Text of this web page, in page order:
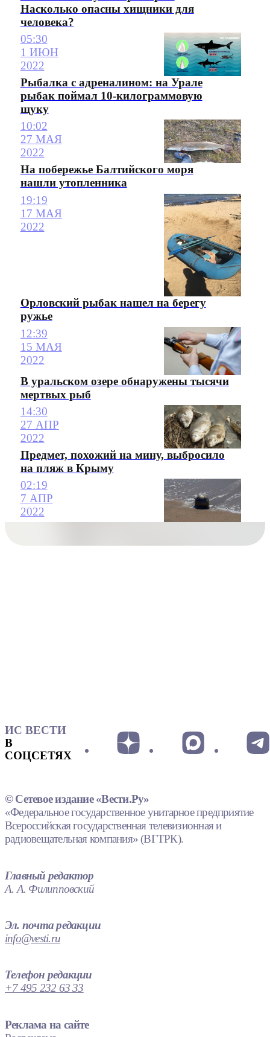
Насколько опасны хищники для
человека?
05:30
1 ИЮН
2022
Рыбалка с адреналином: на Урале
рыбак поймал 10-килограммовую
щуку
10:02
27 МАЯ
2022
На побережье Балтийского моря
нашли утопленника
19:19
17 МАЯ
2022
Орловский рыбак нашел на берегу
ружье
12:39
15 МАЯ
2022
В уральском озере обнаружены тысячи
мертвых рыб
14:30
27 АПР
2022
Предмет, похожий на мину, выбросило
на пляж в Крыму
02:19
7 АПР
2022
ИС ВЕСТИ
В
СОЦСЕТЯХ
© Сетевое издание «Вести.Ру»
«Федеральное государственное унитарное предприятие
Всероссийская государственная телевизионная и
радиовещательная компания» (ВГТРК).
Главный редактор
А. А. Филипповский
Эл. почта редакции
info@vesti.ru
Телефон редакции
+7 495 232 63 33
Реклама на сайте